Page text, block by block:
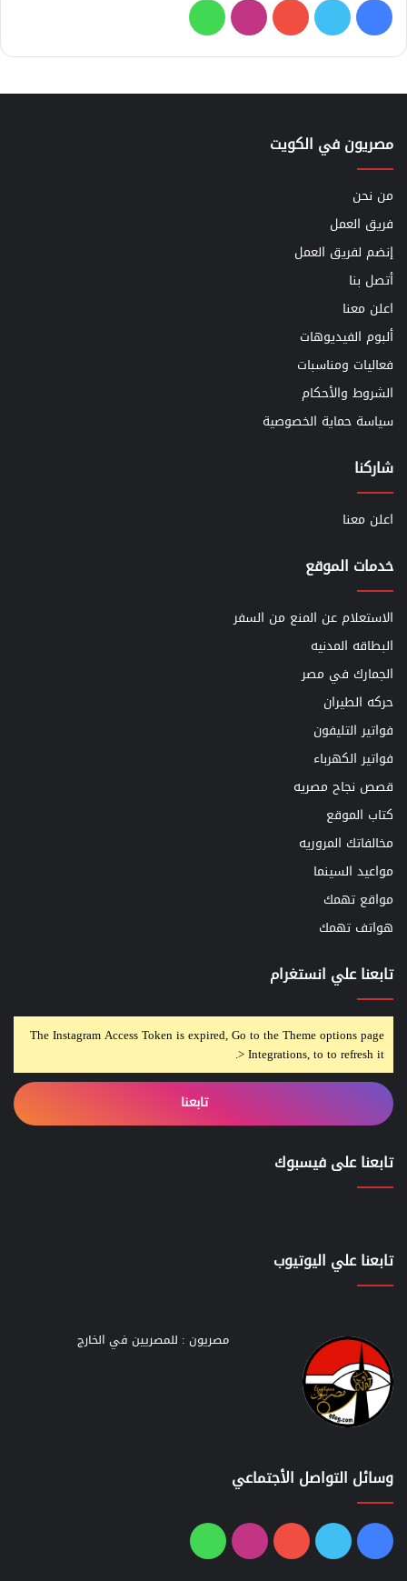
فيسبوك
تويتر يوتيوبانستقرامواتساب
مصريون في الكويت
من نحن
فريق العمل
إنضم لفريق العمل
أتصل بنا
اعلن معنا
ألبوم الفيديوهات
فعاليات ومناسبات
الشروط والأحكام
سياسة حماية الخصوصية
شاركنا
اعلن معنا
خدمات الموقع
الاستعلام عن المنع من السفر
البطاقه المدنيه
الجمارك في مصر
حركه الطيران
فواتير التليفون
فواتير الكهرباء
قصص نجاح مصريه
كتاب الموقع
مخالفاتك المروريه
مواعيد السينما
مواقع تهمك
هواتف تهمك
تابعنا علي انستغرام
The Instagram Access Token is expired, Go to the Theme options page
> Integrations, to to refresh it.
تابعنا
تابعنا على فيسبوك
تابعنا علي اليوتيوب
مصريون : للمصريين في الخارج
وسائل التواصل الأجتماعي
فيسبوك
تويتر يوتيوبانستقرامواتساب